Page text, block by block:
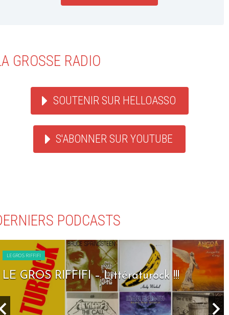
GROSSE RADIO
SOUTENIR SUR HELLOASSO
S'ABONNER SUR YOUTUBE
PODCASTS
LE GROS RIFFIFI
LE GROS RIFFIFI – Seven Days To Rock !!!